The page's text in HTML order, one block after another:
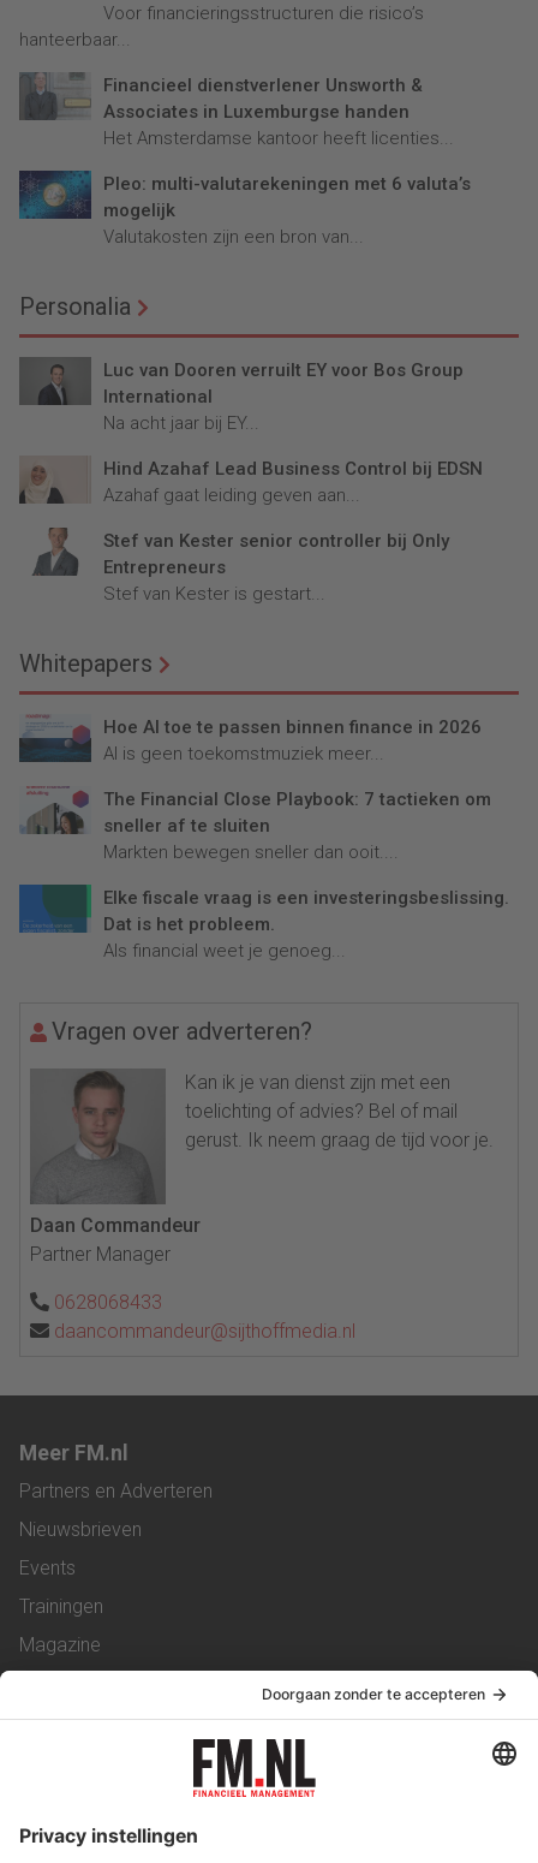
Voor financieringsstructuren die risico’s
hanteerbaar...
Financieel dienstverlener Unsworth &
Associates in Luxemburgse handen
Het Amsterdamse kantoor heeft licenties...
Pleo: multi-valutarekeningen met 6 valuta’s
mogelijk
Valutakosten zijn een bron van...
Personalia
Luc van Dooren verruilt EY voor Bos Group
International
Na acht jaar bij EY...
Hind Azahaf Lead Business Control bij EDSN
Azahaf gaat leiding geven aan...
Stef van Kester senior controller bij Only
Entrepreneurs
Stef van Kester is gestart...
Whitepapers
Hoe AI toe te passen binnen finance in 2026
AI is geen toekomstmuziek meer...
The Financial Close Playbook: 7 tactieken om
sneller af te sluiten
Markten bewegen sneller dan ooit....
Elke fiscale vraag is een investeringsbeslissing.
Dat is het probleem.
Als financial weet je genoeg...
Vragen over adverteren?
Kan ik je van dienst zijn met een
toelichting of advies? Bel of mail
gerust. Ik neem graag de tijd voor je.
Daan Commandeur
Partner Manager
0628068433
daancommandeur@sijthoffmedia.nl
Meer FM.nl
Partners en Adverteren
Nieuwsbrieven
Events
Trainingen
Magazine
Service & Contact
Werken bij ons